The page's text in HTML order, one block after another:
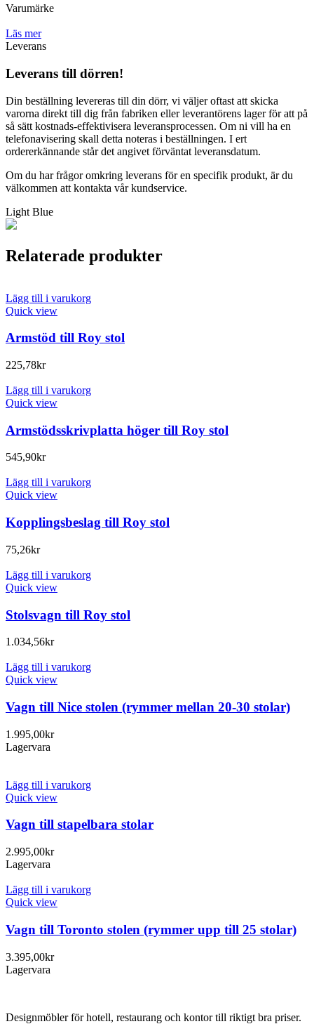
Varumärke
Läs mer
Leverans
Leverans till dörren!
Din beställning levereras till din dörr, vi väljer oftast att skicka
varorna direkt till dig från fabriken eller leverantörens lager för att på
så sätt kostnads-effektivisera leveransprocessen. Om ni vill ha en
telefonavisering skall detta noteras i beställningen. I ert
ordererkännande står det angivet förväntat leveransdatum.
Om du har frågor omkring leverans för en specifik produkt, är du
välkommen att kontakta vår kundservice.
Light Blue
Relaterade produkter
Lägg till i varukorg
Quick view
Armstöd till Roy stol
225,78kr
Lägg till i varukorg
Quick view
Armstödsskrivplatta höger till Roy stol
545,90kr
Lägg till i varukorg
Quick view
Kopplingsbeslag till Roy stol
75,26kr
Lägg till i varukorg
Quick view
Stolsvagn till Roy stol
1.034,56kr
Lägg till i varukorg
Quick view
Vagn till Nice stolen (rymmer mellan 20-30 stolar)
1.995,00kr
Lagervara
Lägg till i varukorg
Quick view
Vagn till stapelbara stolar
2.995,00kr
Lagervara
Lägg till i varukorg
Quick view
Vagn till Toronto stolen (rymmer upp till 25 stolar)
3.395,00kr
Lagervara
Designmöbler för hotell, restaurang och kontor till riktigt bra priser.